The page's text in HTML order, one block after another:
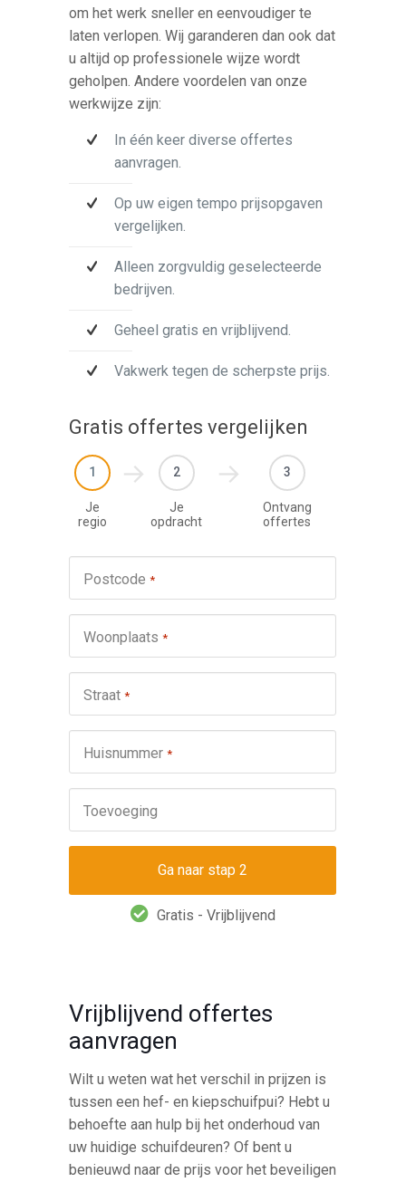
om het werk sneller en eenvoudiger te
laten verlopen. Wij garanderen dan ook dat
u altijd op professionele wijze wordt
geholpen. Andere voordelen van onze
werkwijze zijn:
In één keer diverse offertes
aanvragen.
Op uw eigen tempo prijsopgaven
vergelijken.
Alleen zorgvuldig geselecteerde
bedrijven.
Geheel gratis en vrijblijvend.
Vakwerk tegen de scherpste prijs.
Gratis offertes vergelijken
1
Je
regio
2
Je
opdracht
3
Ontvang
offertes
Postcode *
Woonplaats *
Straat *
Huisnummer *
Toevoeging
Gratis - Vrijblijvend
Vrijblijvend offertes
aanvragen
Wilt u weten wat het verschil in prijzen is
tussen een hef- en kiepschuifpui? Hebt u
behoefte aan hulp bij het onderhoud van
uw huidige schuifdeuren? Of bent u
benieuwd naar de prijs voor het beveiligen